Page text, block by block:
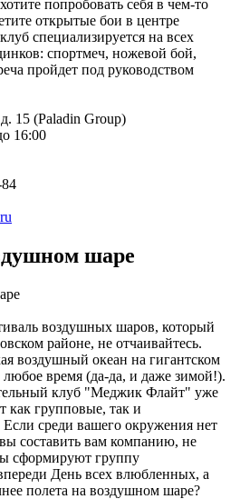
попробовать себя в чем-то
открытые бои в центре
специализируется на всех
спортмеч, ножевой бой,
пройдет под руководством
15 (Paladin Group)
16:00
шаре
воздушных шаров, который
районе, не отчаивайтесь.
воздушный океан на гигантском
время (да-да, и даже зимой!).
клуб "Меджик Флайт" уже
как групповые, так и
среди вашего окружения нет
составить вам компанию, не
сформируют группу
День всех влюбленных, а
полета на воздушном шаре?